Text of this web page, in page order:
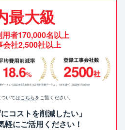
最大級
者170,000名以上
会社2,500社以上
いては こちらをご覧ください。
コストを削減したい」
軽にご活用ください！